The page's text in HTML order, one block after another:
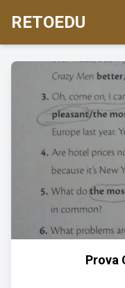
RETOEDU
Prova